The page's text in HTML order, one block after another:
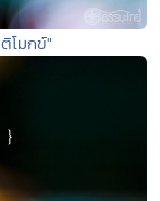
โมกข์"